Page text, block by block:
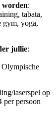
:
tabata,
gym, yoga,
jullie:
Olympische
laserspel op
per persoon